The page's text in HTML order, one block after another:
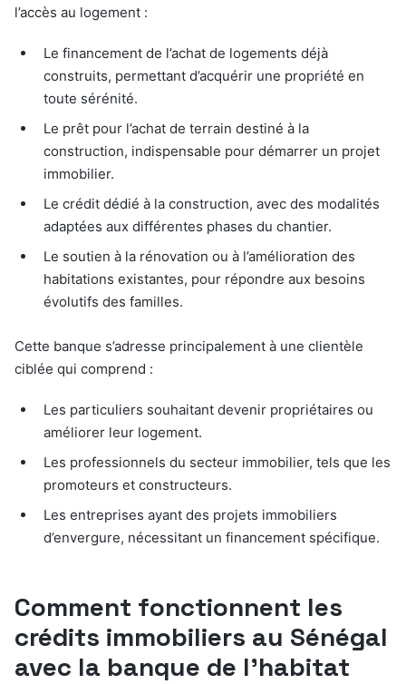
l’accès au logement :
Le financement de l’achat de logements déjà
construits, permettant d’acquérir une propriété en
toute sérénité.
Le prêt pour l’achat de terrain destiné à la
construction, indispensable pour démarrer un projet
immobilier.
Le crédit dédié à la construction, avec des modalités
adaptées aux différentes phases du chantier.
Le soutien à la rénovation ou à l’amélioration des
habitations existantes, pour répondre aux besoins
évolutifs des familles.
Cette banque s’adresse principalement à une clientèle
ciblée qui comprend :
Les particuliers souhaitant devenir propriétaires ou
améliorer leur logement.
Les professionnels du secteur immobilier, tels que les
promoteurs et constructeurs.
Les entreprises ayant des projets immobiliers
d’envergure, nécessitant un financement spécifique.
Comment fonctionnent les
crédits immobiliers au Sénégal
avec la banque de l’habitat